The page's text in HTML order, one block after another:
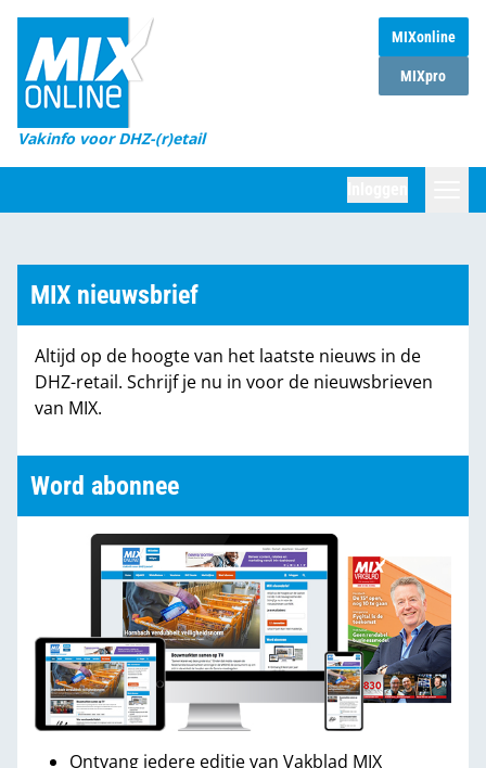
MIXonline
MIXpro
Vakinfo voor DHZ-(r)etail
Home
Magazines
DHZ Sessie
Marktcijfers
Partners
MIX nieuwsbrief
Altijd op de hoogte van het laatste nieuws in de
DHZ-retail. Schrijf je nu in voor de nieuwsbrieven
van MIX.
Word abonnee
Ontvang iedere editie van Vakblad MIX